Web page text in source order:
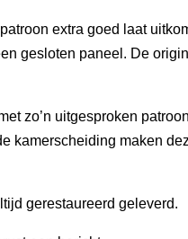
extra goed laat
gesloten paneel. De
zo’n uitgesproken
kamerscheiding maken
gerestaureerd geleverd.